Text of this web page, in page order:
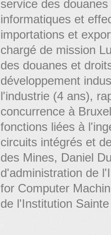
service des
informatiques et
importations et
chargé de mission
des douanes et
développement
l'industrie (4 ans),
concurrence à
fonctions liées à
circuits intégrés et
des Mines, Daniel
d'administration de
for Computer
de l'Institution